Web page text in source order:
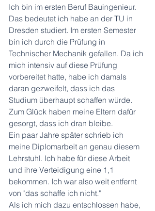
Ich bin im ersten Beruf Bauingenieur.
Das bedeutet ich habe an der TU in
Dresden studiert. Im ersten Semester
bin ich durch die Prüfung in
Technischer Mechanik gefallen. Da ich
mich intensiv auf diese Prüfung
vorbereitet hatte, habe ich damals
daran gezweifelt, dass ich das
Studium überhaupt schaffen würde.
Zum Glück haben meine Eltern dafür
gesorgt, dass ich dran bleibe.
Ein paar Jahre später schrieb ich
meine Diplomarbeit an genau diesem
Lehrstuhl. Ich habe für diese Arbeit
und ihre Verteidigung eine 1,1
bekommen. Ich war also weit entfernt
von "das schaffe ich nicht."
Als ich mich dazu entschlossen habe,